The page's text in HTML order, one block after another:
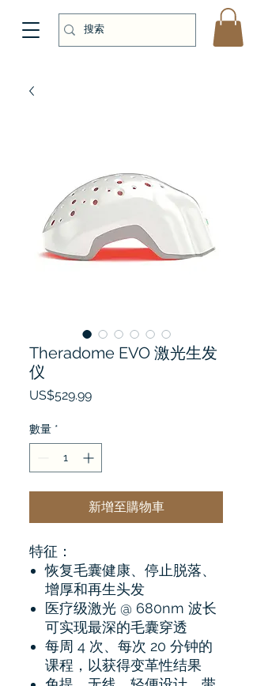
Theradome EVO 激光生发
仪
US$529.99價
數量 *
新增至購物車
特征：
恢复毛囊健康、停止脱落、
增厚和再生头发
医疗级激光 @ 680nm 波长
可实现最深的毛囊穿透
每周 4 次、每次 20 分钟的
课程，以获得变革性结果